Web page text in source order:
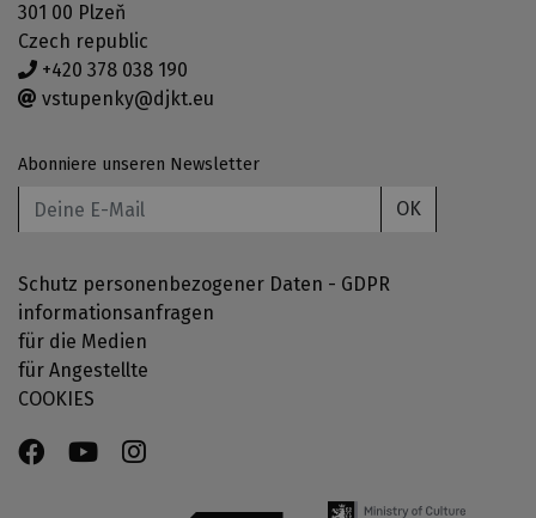
301 00 Plzeň
Czech republic
+420 378 038 190
vstupenky@djkt.eu
Abonniere unseren Newsletter
OK
Schutz personenbezogener Daten - GDPR
informationsanfragen
für die Medien
für Angestellte
COOKIES